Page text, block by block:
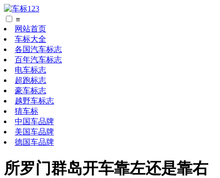
≡
网站首页
车标大全
各国汽车标志
百年汽车标志
电车标志
超跑标志
豪车标志
越野车标志
猜车标
中国车品牌
美国车品牌
德国车品牌
所罗门群岛开车靠左还是靠右